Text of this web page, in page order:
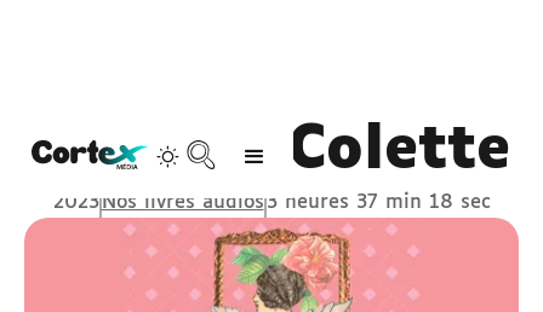
Sido de Colette
2023Nos livres audios3 heures 37 min 18 sec